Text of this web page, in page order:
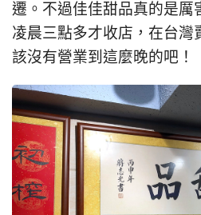
遷。不過佳佳甜品真的是厲
凌晨三點多才收店，在台灣
該沒有營業到這麼晚的吧！